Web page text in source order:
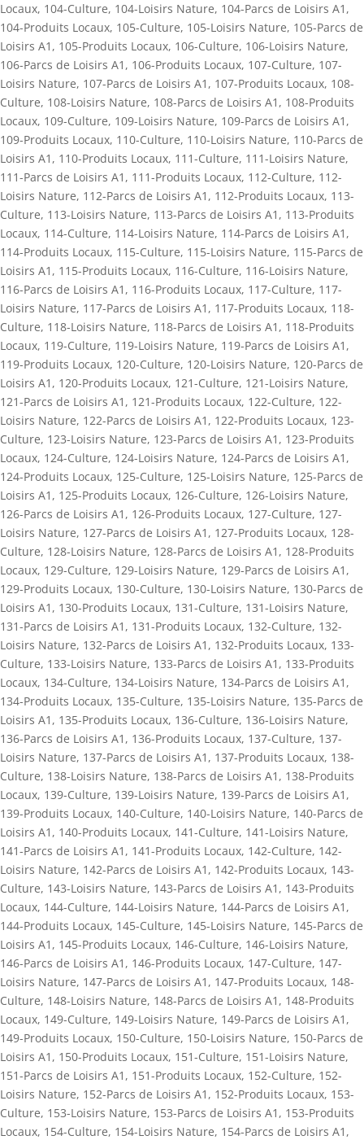
Locaux, 104-Culture, 104-Loisirs Nature, 104-Parcs de Loisirs A1 ,
104-Produits Locaux, 105-Culture, 105-Loisirs Nature, 105-Parcs de
Loisirs A1 , 105-Produits Locaux, 106-Culture, 106-Loisirs Nature,
106-Parcs de Loisirs A1 , 106-Produits Locaux, 107-Culture, 107-
Loisirs Nature, 107-Parcs de Loisirs A1 , 107-Produits Locaux, 108-
Culture, 108-Loisirs Nature, 108-Parcs de Loisirs A1 , 108-Produits
Locaux, 109-Culture, 109-Loisirs Nature, 109-Parcs de Loisirs A1 ,
109-Produits Locaux, 110-Culture, 110-Loisirs Nature, 110-Parcs de
Loisirs A1 , 110-Produits Locaux, 111-Culture, 111-Loisirs Nature,
111-Parcs de Loisirs A1 , 111-Produits Locaux, 112-Culture, 112-
Loisirs Nature, 112-Parcs de Loisirs A1 , 112-Produits Locaux, 113-
Culture, 113-Loisirs Nature, 113-Parcs de Loisirs A1 , 113-Produits
Locaux, 114-Culture, 114-Loisirs Nature, 114-Parcs de Loisirs A1 ,
114-Produits Locaux, 115-Culture, 115-Loisirs Nature, 115-Parcs de
Loisirs A1 , 115-Produits Locaux, 116-Culture, 116-Loisirs Nature,
116-Parcs de Loisirs A1 , 116-Produits Locaux, 117-Culture, 117-
Loisirs Nature, 117-Parcs de Loisirs A1 , 117-Produits Locaux, 118-
Culture, 118-Loisirs Nature, 118-Parcs de Loisirs A1 , 118-Produits
Locaux, 119-Culture, 119-Loisirs Nature, 119-Parcs de Loisirs A1 ,
119-Produits Locaux, 120-Culture, 120-Loisirs Nature, 120-Parcs de
Loisirs A1 , 120-Produits Locaux, 121-Culture, 121-Loisirs Nature,
121-Parcs de Loisirs A1 , 121-Produits Locaux, 122-Culture, 122-
Loisirs Nature, 122-Parcs de Loisirs A1 , 122-Produits Locaux, 123-
Culture, 123-Loisirs Nature, 123-Parcs de Loisirs A1 , 123-Produits
Locaux, 124-Culture, 124-Loisirs Nature, 124-Parcs de Loisirs A1 ,
124-Produits Locaux, 125-Culture, 125-Loisirs Nature, 125-Parcs de
Loisirs A1 , 125-Produits Locaux, 126-Culture, 126-Loisirs Nature,
126-Parcs de Loisirs A1 , 126-Produits Locaux, 127-Culture, 127-
Loisirs Nature, 127-Parcs de Loisirs A1 , 127-Produits Locaux, 128-
Culture, 128-Loisirs Nature, 128-Parcs de Loisirs A1 , 128-Produits
Locaux, 129-Culture, 129-Loisirs Nature, 129-Parcs de Loisirs A1 ,
129-Produits Locaux, 130-Culture, 130-Loisirs Nature, 130-Parcs de
Loisirs A1 , 130-Produits Locaux, 131-Culture, 131-Loisirs Nature,
131-Parcs de Loisirs A1 , 131-Produits Locaux, 132-Culture, 132-
Loisirs Nature, 132-Parcs de Loisirs A1 , 132-Produits Locaux, 133-
Culture, 133-Loisirs Nature, 133-Parcs de Loisirs A1 , 133-Produits
Locaux, 134-Culture, 134-Loisirs Nature, 134-Parcs de Loisirs A1 ,
134-Produits Locaux, 135-Culture, 135-Loisirs Nature, 135-Parcs de
Loisirs A1 , 135-Produits Locaux, 136-Culture, 136-Loisirs Nature,
136-Parcs de Loisirs A1 , 136-Produits Locaux, 137-Culture, 137-
Loisirs Nature, 137-Parcs de Loisirs A1 , 137-Produits Locaux, 138-
Culture, 138-Loisirs Nature, 138-Parcs de Loisirs A1 , 138-Produits
Locaux, 139-Culture, 139-Loisirs Nature, 139-Parcs de Loisirs A1 ,
139-Produits Locaux, 140-Culture, 140-Loisirs Nature, 140-Parcs de
Loisirs A1 , 140-Produits Locaux, 141-Culture, 141-Loisirs Nature,
141-Parcs de Loisirs A1 , 141-Produits Locaux, 142-Culture, 142-
Loisirs Nature, 142-Parcs de Loisirs A1 , 142-Produits Locaux, 143-
Culture, 143-Loisirs Nature, 143-Parcs de Loisirs A1 , 143-Produits
Locaux, 144-Culture, 144-Loisirs Nature, 144-Parcs de Loisirs A1 ,
144-Produits Locaux, 145-Culture, 145-Loisirs Nature, 145-Parcs de
Loisirs A1 , 145-Produits Locaux, 146-Culture, 146-Loisirs Nature,
146-Parcs de Loisirs A1 , 146-Produits Locaux, 147-Culture, 147-
Loisirs Nature, 147-Parcs de Loisirs A1 , 147-Produits Locaux, 148-
Culture, 148-Loisirs Nature, 148-Parcs de Loisirs A1 , 148-Produits
Locaux, 149-Culture, 149-Loisirs Nature, 149-Parcs de Loisirs A1 ,
149-Produits Locaux, 150-Culture, 150-Loisirs Nature, 150-Parcs de
Loisirs A1 , 150-Produits Locaux, 151-Culture, 151-Loisirs Nature,
151-Parcs de Loisirs A1 , 151-Produits Locaux, 152-Culture, 152-
Loisirs Nature, 152-Parcs de Loisirs A1 , 152-Produits Locaux, 153-
Culture, 153-Loisirs Nature, 153-Parcs de Loisirs A1 , 153-Produits
Locaux, 154-Culture, 154-Loisirs Nature, 154-Parcs de Loisirs A1 ,